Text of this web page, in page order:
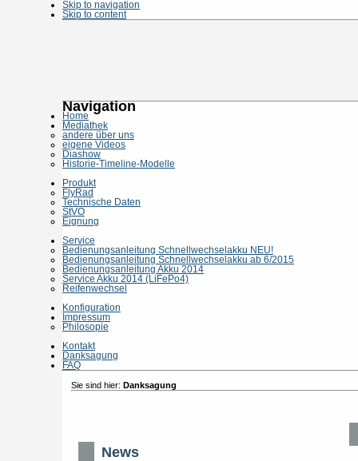
Skip to navigation
Skip to content
Navigation
Home
Mediathek
andere über uns
eigene Videos
Diashow
Historie-Timeline-Modelle
Produkt
FlyRad
Technische Daten
StVO
Eignung
Service
Bedienungsanleitung Schnellwechselakku NEU!
Bedienungsanleitung Schnellwechselakku ab 6/2015
Bedienungsanleitung Akku 2014
Service Akku 2014 (LiFePo4)
Reifenwechsel
Konfiguration
Impressum
Philosopie
Kontakt
Danksagung
FAQ
Sie sind hier: Danksagung
News